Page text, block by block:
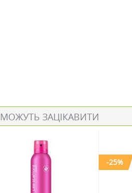
МОЖУТЬ ЗАЦІКАВИТИ
-25%